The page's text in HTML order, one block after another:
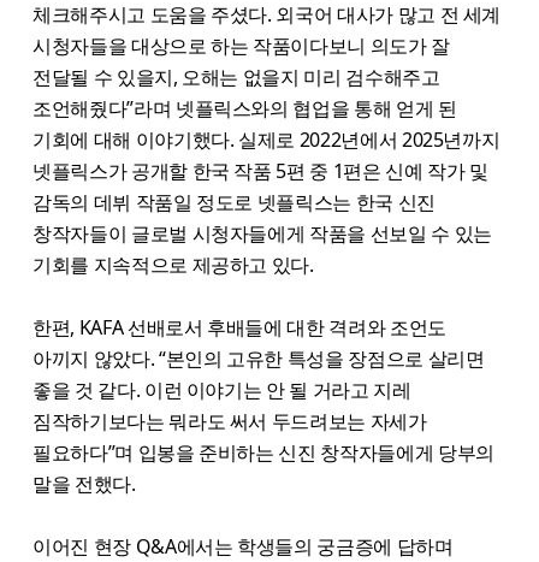
체크해주시고 도움을 주셨다. 외국어 대사가 많고 전 세계
시청자들을 대상으로 하는 작품이다보니 의도가 잘
전달될 수 있을지, 오해는 없을지 미리 검수해주고
조언해줬다”​라며 넷플릭스와의 협업을 통해 얻게 된
기회에 대해 이야기했다. 실제로 2022년에서 2025년까지
넷플릭스가 공개할 한국 작품 5편 중 1편은 신예 작가 및
감독의 데뷔 작품일 정도로 넷플릭스는 한국 신진
창작자들이 글로벌 시청자들에게 작품을 선보일 수 있는
기회를 지속적으로 제공하고 있다.
한편, KAFA 선배로서 후배들에 대한 격려와 조언도
아끼지 않았다. “본인의 고유한 특성을 장점으로 살리면
좋을 것 같다. 이런 이야기는 안 될 거라고 지레
짐작하기보다는 뭐라도 써서 두드려보는 자세가
필요하다”​며 입봉을 준비하는 신진 창작자들에게 당부의
말을 전했다.
이어진 현장 Q&A에서는 학생들의 궁금증에 답하며